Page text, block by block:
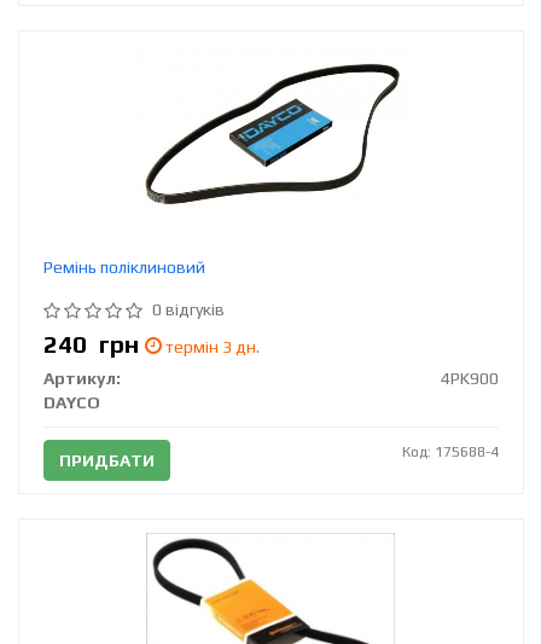
Ремінь поліклиновий
0 відгуків
240 грн
термін 3 дн.
Артикул:
4PK900
DAYCO
ПРИДБАТИ Код: 175688-4